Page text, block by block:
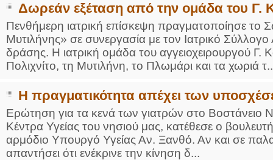
Δωρεάν εξέταση από την ομάδα του Γ.
Πενθήμερη ιατρική επίσκεψη πραγματοποίησε το
Μυτιλήνης» σε συνεργασία με τον Ιατρικό
δράσης. Η ιατρική ομάδα του αγγειοχειρουργού Γ.
Πολιχνίτο, τη Μυτιλήνη, το Πλωμάρι και τα χωριά
Η πραγματικότητα απέχει των
Ερώτηση για τα κενά των γιατρών στο Βοστάνειο
Κέντρα Υγείας του νησιού μας, κατέθεσε ο
αρμόδιο Υπουργό Υγείας Αν. Ξανθό. Αν και σε
απαντήσει ότι ενέκρινε την κίνηση δ...